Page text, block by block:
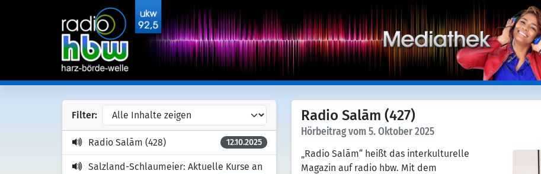
Radio Salām (427)
Hörbeitrag vom 5. Oktober 2025
„Radio Salām“ heißt das interkulturelle
Magazin auf radio hbw. Mit dem
Filter:
Radio Salām (428) 12.10.2025
Salzland-Schlaumeier: Aktuelle Kurse an